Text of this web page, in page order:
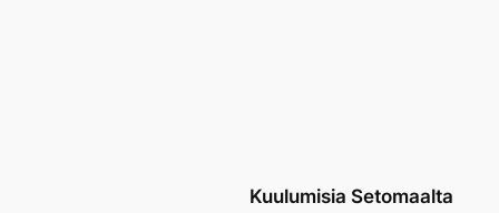
Kuulumisia Setomaalta